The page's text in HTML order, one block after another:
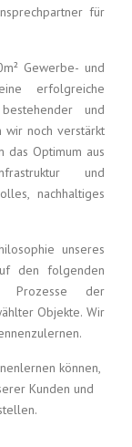
für
Gewerbe- und
erfolgreiche
und
wir noch verstärkt
das Optimum aus
und
nachhaltiges
unseres
den folgenden
Prozesse der
Objekte. Wir
können,
Kunden und